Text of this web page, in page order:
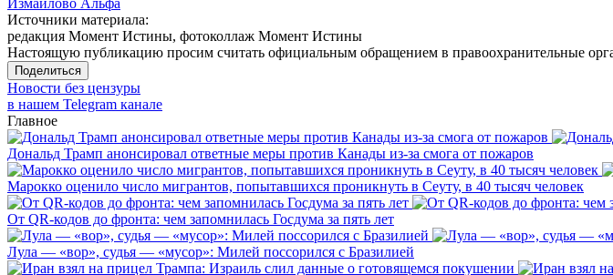
Источники материала:
редакция Момент Истины, фотоколлаж Момент Истины
Настоящую публикацию просим считать официальным обращением в правоохранительные
Поделиться
Новости без цензуры
в нашем Telegram канале
Главное
Дональд Трамп анонсировал ответные меры против Канады из-за смога от пожаров
Марокко оценило число мигрантов, попытавшихся проникнуть в Сеуту, в 40 тысяч человек
От QR-кодов до фронта: чем запомнилась Госдума за пять лет
Лула — «вор», судья — «мусор»: Милей поссорился с Бразилией